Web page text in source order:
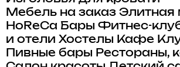
Мебель на заказ Элитная
HoReCa Бары Фитнес-
и отели Хостелы Кафе
Пивные бары Рестораны,